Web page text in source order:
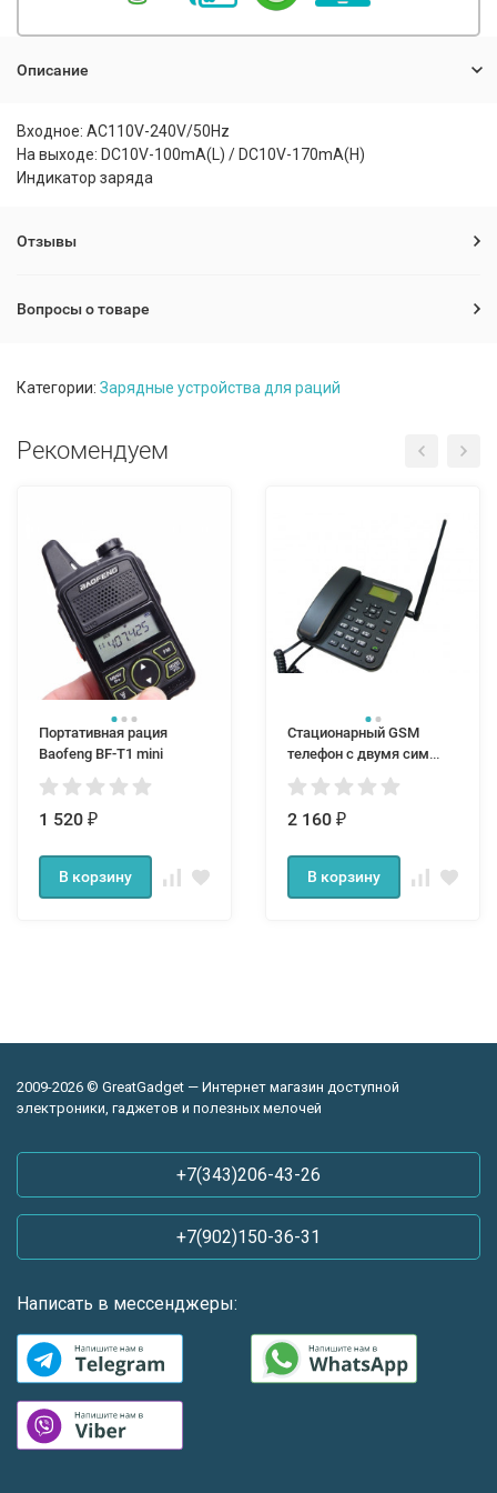
Описание
Входное: AC110V-240V/50Hz
На выходе: DC10V-100mA(L) / DC10V-170mA(H)
Индикатор заряда
Отзывы
Вопросы о товаре
Категории: Зарядные устройства для раций
Рекомендуем
Портативная рация
Baofeng BF-T1 mini
1 520 ₽
В корзину
Cтационарный GSM
телефон c двумя сим
картами ORLS981
2 160 ₽
В корзину
2009-2026 © GreatGadget — Интернет магазин доступной
электроники, гаджетов и полезных мелочей
+7(343)206-43-26
+7(902)150-36-31
Написать в мессенджеры: